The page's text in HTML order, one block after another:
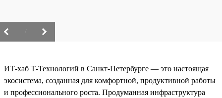
ИТ-хаб Т-Технологий в Санкт-Петербурге — это настоящая
экосистема, созданная для комфортной, продуктивной работы
и профессионального роста. Продуманная инфраструктура